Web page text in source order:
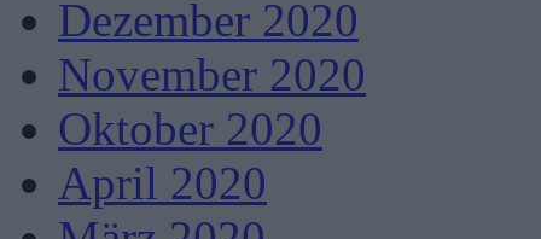
Dezember 2020
November 2020
Oktober 2020
April 2020